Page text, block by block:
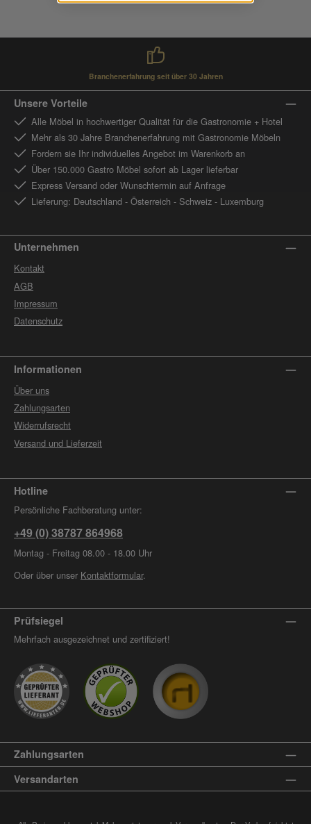
Branchenerfahrung seit über 30 Jahren
Unsere Vorteile
Alle Möbel in hochwertiger Qualität für die Gastronomie + Hotel
Mehr als 30 Jahre Branchenerfahrung mit Gastronomie Möbeln
Fordern sie Ihr individuelles Angebot im Warenkorb an
Über 150.000 Gastro Möbel sofort ab Lager lieferbar
Express Versand oder Wunschtermin auf Anfrage
Lieferung: Deutschland - Österreich - Schweiz - Luxemburg
Unternehmen
Kontakt
AGB
Impressum
Datenschutz
Informationen
Über uns
Zahlungsarten
Widerrufsrecht
Versand und Lieferzeit
Hotline
Persönliche Fachberatung unter:
+49 (0) 38787 864968
Montag - Freitag 08.00 - 18.00 Uhr
Oder über unser Kontaktformular.
Prüfsiegel
Mehrfach ausgezeichnet und zertifiziert!
Zahlungsarten
Versandarten